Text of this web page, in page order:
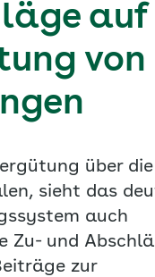
auf
von
über die
sieht das
auch
Zu- und
zur